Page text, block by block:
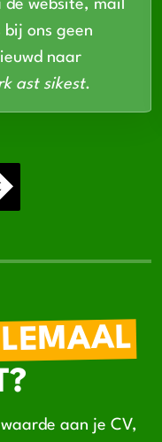
website, mail
ons geen
naar
ast sikest.
aan je CV,